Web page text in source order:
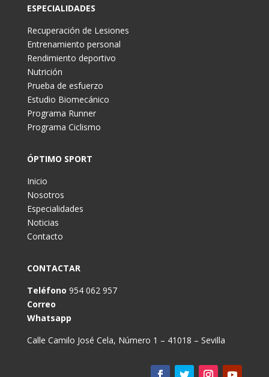
ESPECIALIDADES
Recuperación de Lesiones
Entrenamiento personal
Rendimiento deportivo
Nutrición
Prueba de esfuerzo
Estudio Biomecánico
Programa Runner
Programa Ciclismo
ÓPTIMO SPORT
Inicio
Nosotros
Especialidades
Noticias
Contacto
CONTACTAR
Teléfono 954 062 957
Correo
Whatsapp
Calle Camilo José Cela, Número 1 – 41018 – Sevilla